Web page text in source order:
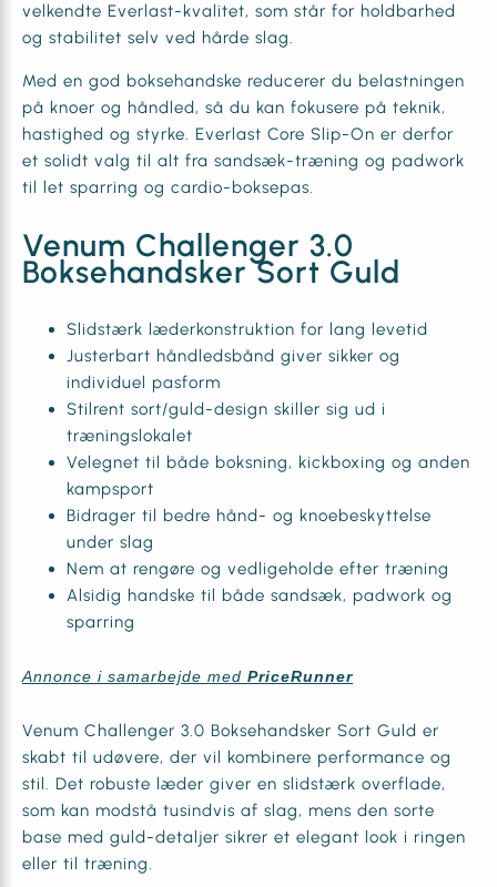
velkendte Everlast-kvalitet, som står for holdbarhed
og stabilitet selv ved hårde slag.
Med en god boksehandske reducerer du belastningen
på knoer og håndled, så du kan fokusere på teknik,
hastighed og styrke. Everlast Core Slip-On er derfor
et solidt valg til alt fra sandsæk-træning og padwork
til let sparring og cardio-bokse­pas.
Venum Challenger 3.0
Boksehandsker Sort Guld
Slidstærk læderkonstruktion for lang levetid
Justerbart håndledsbånd giver sikker og
individuel pasform
Stilrent sort/guld-design skiller sig ud i
træningslokalet
Velegnet til både boksning, kickboxing og anden
kampsport
Bidrager til bedre hånd- og knoebeskyttelse
under slag
Nem at rengøre og vedligeholde efter træning
Alsidig handske til både sandsæk, padwork og
sparring
Annonce i samarbejde med PriceRunner
Venum Challenger 3.0 Boksehandsker Sort Guld er
skabt til udøvere, der vil kombinere performance og
stil. Det robuste læder giver en slidstærk overflade,
som kan modstå tusindvis af slag, mens den sorte
base med guld-detaljer sikrer et elegant look i ringen
eller til træning.